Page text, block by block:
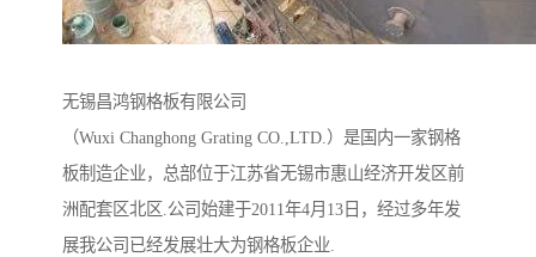
无锡昌鸿钢格板有限公司
（Wuxi Changhong Grating CO.,LTD.）是国内一家钢格
板制造企业，总部位于江苏省无锡市惠山经济开发区前
洲配套区北区.公司始建于2011年4月13日，经过多年发
展我公司已经发展壮大为钢格板企业.